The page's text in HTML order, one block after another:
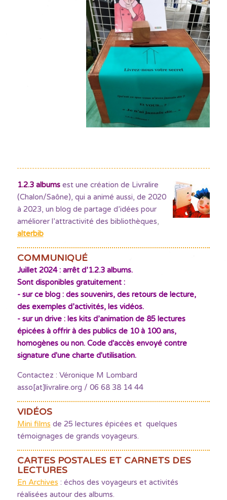
1.2.3 albumsest une création de Livralire
(Chalon/Saône), qui a animé aussi, de 2020
à 2023, un blog de partage d’idées pour
améliorer l’attractivité des bibliothèques,
alterbib
COMMUNIQUÉ
Juillet 2024 : arrêt d’1.2.3 albums.
Sont disponibles gratuitement :
- sur ce blog : des souvenirs, des retours de lecture,
des exemples d’activités, les vidéos.
- sur un drive : les kits d’animation de 85 lectures
épicées à offrir à des publics de 10 à 100 ans,
homogènes ou non. Code d'accès envoyé contre
signature d'une charte d'utilisation.
Contactez : Véronique M Lombard
asso[at]livralire.org / 06 68 38 14 44
VIDÉOS
Mini films de 25 lectures épicées et quelques
témoignages de grands voyageurs.
CARTES POSTALES ET CARNETS DES
LECTURES
En Archives : échos des voyageurs et activités
réalisées autour des albums.